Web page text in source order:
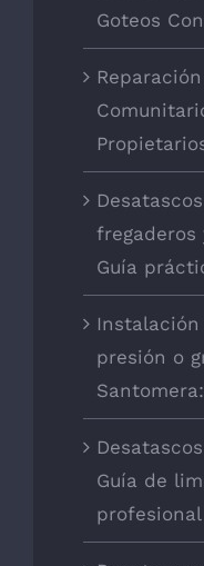
Goteos
fregaderos
Guía
presión o
Guía de
profesional